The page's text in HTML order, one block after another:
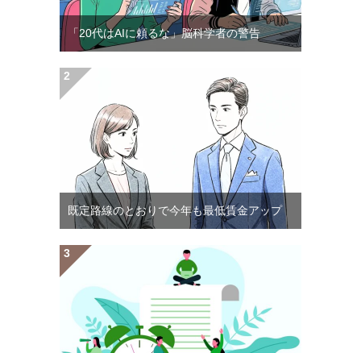
「20代はAIに頼るな」脳科学者の警告
既定路線のとおりで今年も最低賃金アップ